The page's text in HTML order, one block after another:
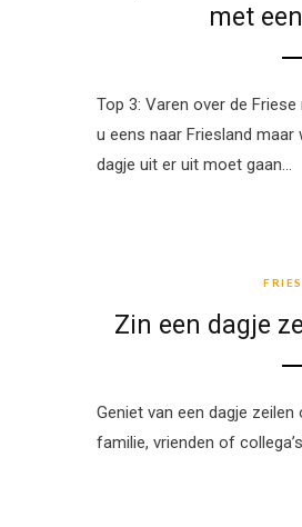
met
Top 3: Varen over de
u eens naar Friesland
dagje uit er uit moet gaan…
Zin een dagje
Geniet van een dagje
familie, vrienden of